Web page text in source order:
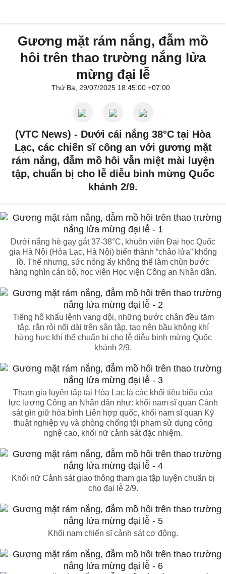
Gương mặt rám nắng, đẫm mồ
hôi trên thao trường nắng lửa
mừng đại lễ
Thứ Ba, 29/07/2025 18:45:00 +07:00
(VTC News) - Dưới cái nắng 38°C tại Hòa
Lạc, các chiến sĩ công an với gương mặt
rám nắng, đẫm mồ hôi vẫn miệt mài luyện
tập, chuẩn bị cho lễ diễu binh mừng Quốc
khánh 2/9.
Dưới nắng hè gay gắt 37-38°C, khuôn viên Đại học Quốc
gia Hà Nội (Hòa Lạc, Hà Nội) biến thành “chảo lửa” khổng
lồ. Thế nhưng, sức nóng ấy không thể làm chùn bước
hàng nghìn cán bộ, học viên Học viện Công an Nhân dân.
Tiếng hô khẩu lệnh vang dội, những bước chân đều tăm
tắp, rắn rỏi nối dài trên sân tập, tạo nên bầu không khí
hừng hực khí thế chuẩn bị cho lễ diễu binh mừng Quốc
khánh 2/9.
Tham gia luyện tập tại Hòa Lạc là các khối tiêu biểu của
lực lượng Công an Nhân dân như: khối nam sĩ quan Cảnh
sát gìn giữ hòa bình Liên hợp quốc, khối nam sĩ quan Kỹ
thuật nghiệp vụ và phòng chống tội phạm sử dụng công
nghệ cao, khối nữ cảnh sát đặc nhiệm.
Khối nữ Cảnh sát giao thông tham gia tập luyện chuẩn bị
cho đại lễ 2/9.
Khối nam chiến sĩ cảnh sát cơ động.